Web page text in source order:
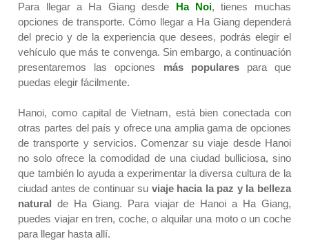
Para llegar a Ha Giang desde Ha Noi, tienes muchas
opciones de transporte. Cómo llegar a Ha Giang dependerá
del precio y de la experiencia que desees, podrás elegir el
vehículo que más te convenga. Sin embargo, a continuación
presentaremos las opciones más popularespara que
puedas elegir fácilmente.
Hanoi, como capital de Vietnam, está bien conectada con
otras partes del país y ofrece una amplia gama de opciones
de transporte y servicios. Comenzar su viaje desde Hanoi
no solo ofrece la comodidad de una ciudad bulliciosa, sino
que también lo ayuda a experimentar la diversa cultura de la
ciudad antes de continuar su viaje hacia la paz y la belleza
natural de Ha Giang. Para viajar de Hanoi a Ha Giang,
puedes viajar en tren, coche, o alquilar una moto o un coche
para llegar hasta allí.